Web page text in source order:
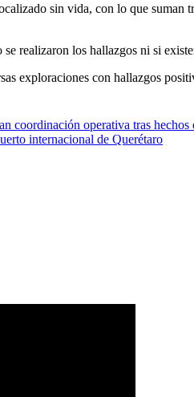
sin vida, con lo que suman
realizaron los hallazgos ni si
exploraciones con hallazgos
coordinación operativa tras hechos
internacional de Querétaro